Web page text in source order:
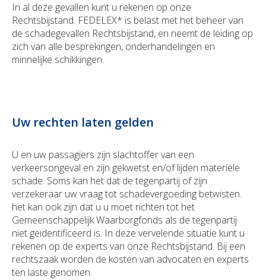
In al deze gevallen kunt u rekenen op onze
Rechtsbijstand. FEDELEX* is belast met het beheer van
de schadegevallen Rechtsbijstand, en neemt de leiding op
zich van alle besprekingen, onderhandelingen en
minnelijke schikkingen.
Uw rechten laten gelden
U en uw passagiers zijn slachtoffer van een
verkeersongeval en zijn gekwetst en/of lijden materiële
schade. Soms kan het dat de tegenpartij of zijn
verzekeraar uw vraag tot schadevergoeding betwisten.
het kan ook zijn dat u u moet richten tot het
Gemeenschappelijk Waarborgfonds als de tegenpartij
niet geïdentificeerd is. In deze vervelende situatie kunt u
rekenen op de experts van onze Rechtsbijstand. Bij een
rechtszaak worden de kosten van advocaten en experts
ten laste genomen.